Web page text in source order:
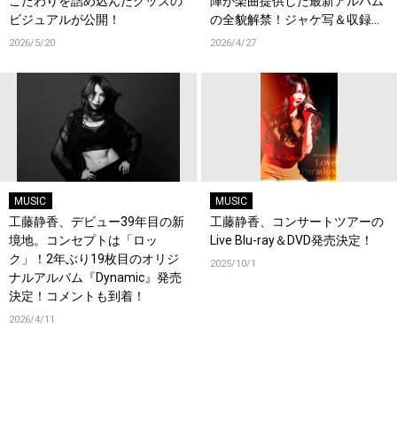
ビジュアルが公開！
2026/5/20
の全貌解禁！ジャケ写＆収録楽
曲を解禁！
2026/4/27
MUSIC
工藤静香、デビュー39年目の新
境地。コンセプトは「ロッ
ク」！2年ぶり19枚目のオリジ
ナルアルバム『Dynamic』発売
決定！コメントも到着！
2026/4/11
MUSIC
工藤静香、コンサートツアーの
Live Blu-ray＆DVD発売決定！
2025/10/1